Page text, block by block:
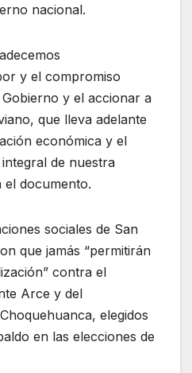
nacional.
y el compromiso
y el accionar a
que lleva adelante
económica y el
de nuestra
el documento.
sociales de San
que jamás “permitirán
contra el
Arce y del
elegidos
en las elecciones de